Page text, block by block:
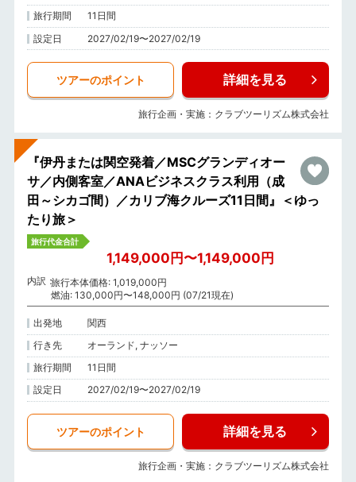
旅行期間
11日間
設定日
2027/02/19〜2027/02/19
ツアーのポイント 詳細を見る
旅行企画・実施：クラブツーリズム株式会社
『伊丹または関空発着／MSCグランディオー
サ／内側客室／ANAビジネスクラス利用（成
田～シカゴ間）／カリブ海クルーズ11日間』＜ゆっ
たり旅＞
旅行代金合計
1,149,000円〜1,149,000円
内訳 旅行本体価格: 1,019,000円
燃油: 130,000円〜148,000円 (07/21現在)
出発地
関西
行き先
オーランド, ナッソー
旅行期間
11日間
設定日
2027/02/19〜2027/02/19
ツアーのポイント 詳細を見る
旅行企画・実施：クラブツーリズム株式会社